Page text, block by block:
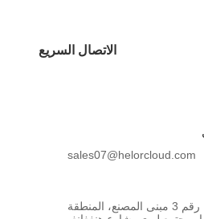
الاتصال السريع
sales07@helorcloud.com
الطابق الثاني، رقم 3 مبنى المصنع، المنطقة